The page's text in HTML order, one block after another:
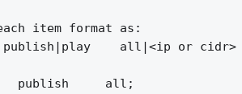
item format as:
all|<ip or cidr>
publish     all;